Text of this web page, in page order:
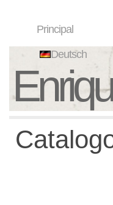
Principal
Deutsch